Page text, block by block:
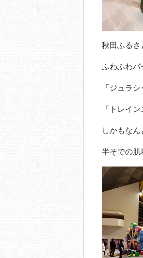
秋田ふるさ
ふわふわパ
「ジュラ
「トレイ
しかもなん
半そでの肌